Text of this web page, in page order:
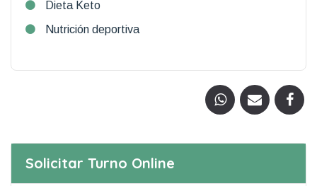
Dieta Keto
Nutrición deportiva
Solicitar Turno Online